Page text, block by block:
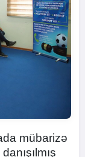
mübarizə